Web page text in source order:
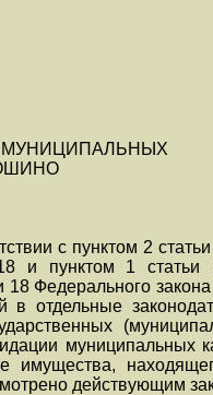
МУНИЦИПАЛЬНЫХ
с пунктом 2
и пунктом 1 статьи
18 Федерального
отдельные
имущества,
действующим